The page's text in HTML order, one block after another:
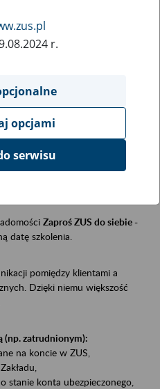
firmy, instytucji, urzędu.
Zaproś ZUS do siebie -
datę szkolenia.
pomiędzy klientami a
Dzięki niemu większość
(np. zatrudnionym):
na koncie w ZUS,
konta ubezpieczonego,
r.
opcjami
serwisu